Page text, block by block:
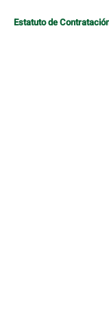
Estatuto de